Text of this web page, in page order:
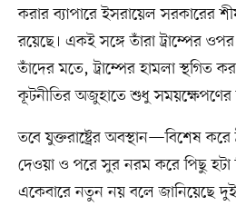
করার ব্যাপারে ইসরায়েল সরকারের
রয়েছে। একই সঙ্গে তাঁরা ট্রাম্পের
তাঁদের মতে, ট্রাম্পের হামলা স্থগিত
কূটনীতির অজুহাতে শুধু সময়ক্ষেপণের
তবে যুক্তরাষ্ট্রের অবস্থান—বিশেষ করে
দেওয়া ও পরে সুর নরম করে পিছু হটা
একেবারে নতুন নয় বলে জানিয়েছে